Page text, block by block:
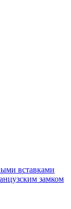
вставками
замком